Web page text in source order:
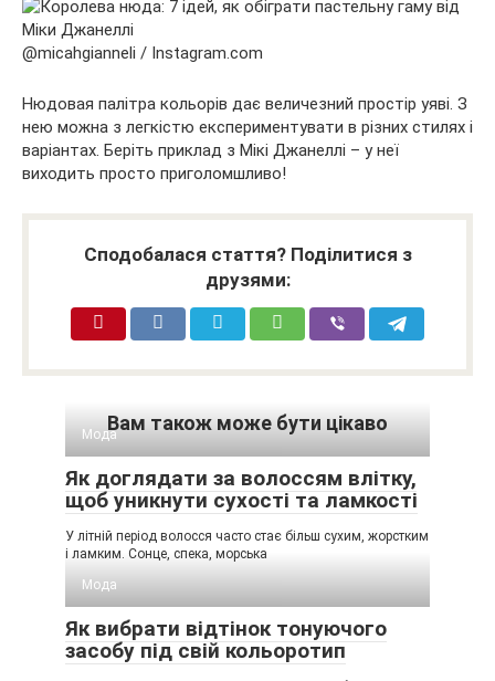
@micahgianneli / Instagram.com
Нюдовая палітра кольорів дає величезний простір уяві. З
нею можна з легкістю експериментувати в різних стилях і
варіантах. Беріть приклад з Мікі Джанеллі – у неї
виходить просто приголомшливо!
Сподобалася стаття? Поділитися з
друзями:
Вам також може бути цікаво
Мода
Як доглядати за волоссям влітку,
щоб уникнути сухості та ламкості
У літній період волосся часто стає більш сухим, жорстким
і ламким. Сонце, спека, морська
Мода
Як вибрати відтінок тонуючого
засобу під свій кольоротип